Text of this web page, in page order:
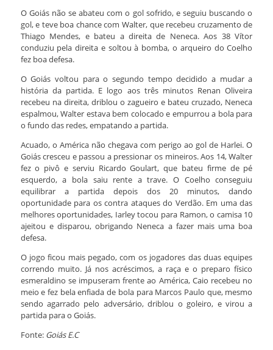
O Goiás não se abateu com o gol sofrido, e seguiu buscando o
gol, e teve boa chance com Walter, que recebeu cruzamento de
Thiago Mendes, e bateu a direita de Neneca. Aos 38 Vítor
conduziu pela direita e soltou à bomba, o arqueiro do Coelho
fez boa defesa.
O Goiás voltou para o segundo tempo decidido a mudar a
história da partida. E logo aos três minutos Renan Oliveira
recebeu na direita, driblou o zagueiro e bateu cruzado, Neneca
espalmou, Walter estava bem colocado e empurrou a bola para
o fundo das redes, empatando a partida.
Acuado, o América não chegava com perigo ao gol de Harlei. O
Goiás cresceu e passou a pressionar os mineiros. Aos 14, Walter
fez o pivô e serviu Ricardo Goulart, que bateu firme de pé
esquerdo, a bola saiu rente a trave. O Coelho conseguiu
equilibrar a partida depois dos 20 minutos, dando
oportunidade para os contra ataques do Verdão. Em uma das
melhores oportunidades, Iarley tocou para Ramon, o camisa 10
ajeitou e disparou, obrigando Neneca a fazer mais uma boa
defesa.
O jogo ficou mais pegado, com os jogadores das duas equipes
correndo muito. Já nos acréscimos, a raça e o preparo físico
esmeraldino se impuseram frente ao América, Caio recebeu no
meio e fez bela enfiada de bola para Marcos Paulo que, mesmo
sendo agarrado pelo adversário, driblou o goleiro, e virou a
partida para o Goiás.
Fonte:Goiás E.C